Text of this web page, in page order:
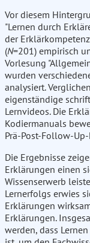
Vor diesem
"Lernen durch
der
(N=201) empirisch
Vorlesung
wurden
analysiert.
eigenständige
Lernvideos. Die
Kodiermanuals
Prä-Post-Follow-
Die Ergebnisse
Erklärungen einen
Wissenserwerb
Lernerfolgs erwies
Erklärungen
Erklärungen.
werden, dass